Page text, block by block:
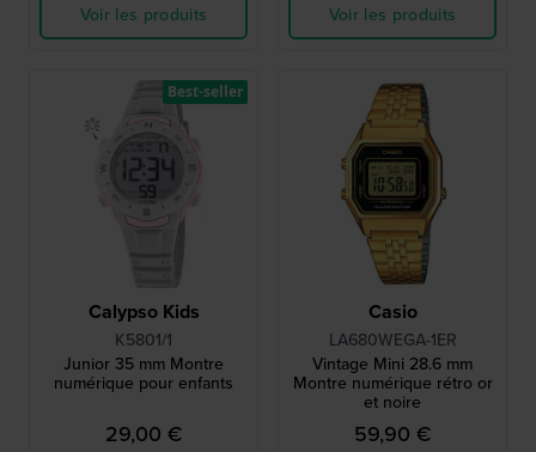
Voir les produits
Voir les produits
Calypso Kids
K5801/1
Junior 35 mm Montre
numérique pour enfants
29,00 €
Best-seller
Casio
LA680WEGA-1ER
Vintage Mini 28.6 mm
Montre numérique rétro or
et noire
59,90 €